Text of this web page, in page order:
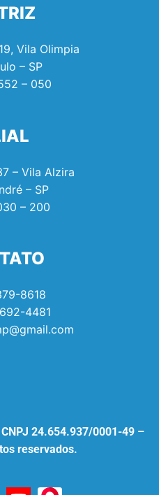
Vila Olimpia
– SP
– 050
– Vila Alzira
– SP
– 200
8618
4481
24.654.937/0001-49 –
reservados.